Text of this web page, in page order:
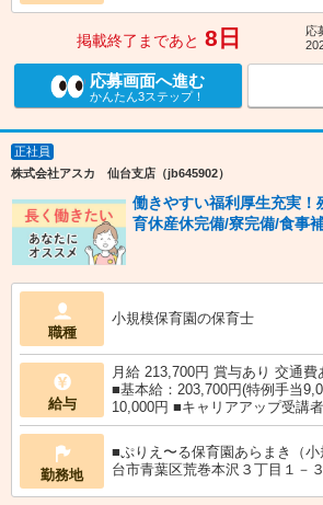
掲載終了まであと 8日
応
応募画面へ進む
かんたん3ステップ！
正社員
株式会社アスカ 仙台支店（jb645902）
働きやすい福利厚生充実
育休産休完備/寮完備/食事
職種
小規模保育園の保育士
給与
月給 213,700円 賞与あり 交通
■基本給：203,700円(特例手当
10,000円 ■キャリアアップ受講
勤務地
■ぷりえ〜る保育園あらまき（
台市青葉区荒巻本沢３丁目１－